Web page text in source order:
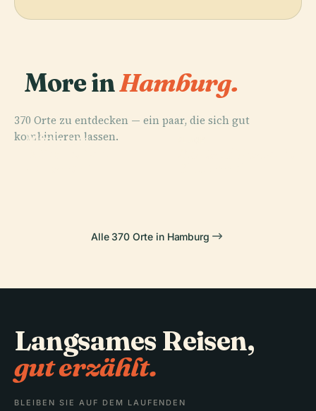
More inHamburg.
370 Orte zu entdecken — ein paar, die sich gut
kombinieren lassen.
PLACE
Miniatur
PLACE
Alle 370 Orte in Hamburg
Langsames Reisen,
gut erzählt.
BLEIBEN SIE AUF DEM LAUFENDEN